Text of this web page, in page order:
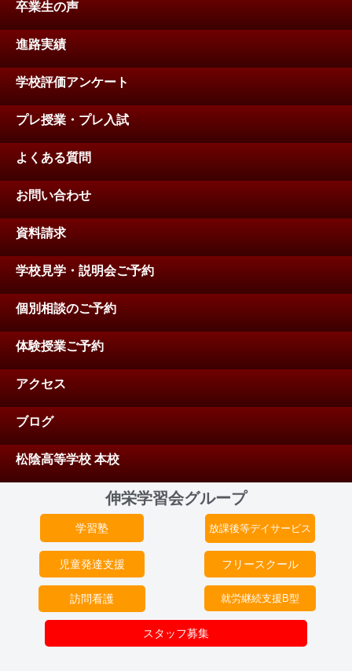
卒業生の声
進路実績
学校評価アンケート
プレ授業・プレ入試
よくある質問
お問い合わせ
資料請求
学校見学・説明会ご予約
個別相談のご予約
体験授業ご予約
アクセス
ブログ
松陰高等学校 本校
伸栄学習会グループ
学習塾 放課後等デイサービス
児童発達支援 フリースクール
訪問看護 就労継続支援B型
スタッフ募集